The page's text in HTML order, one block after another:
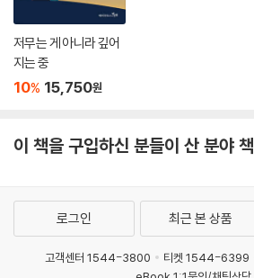
저무는 게 아니라 깊어
지는 중
10% 15,750원
이 책을 구입하신 분들이 산 분야 책
로그인 최근 본 상품
고객센터 1544-3800 티켓 1544-6399